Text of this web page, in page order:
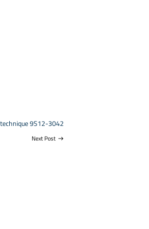
9S12-3042
Next Post east